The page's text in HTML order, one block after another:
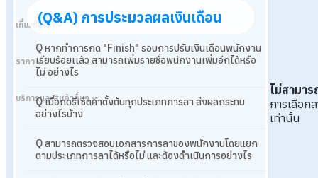
เกี่ยวกับเรา
ราคา
บริการและสินค้าอื่นๆ
(Q&A) การประมวลผลเงินเดือน
Q หากทำการกด "Finish" รอบการปรับเงินเดือนพนักงาน
เรียบร้อยเเล้ว สามารถเพิ่มรายชื่อพนักงานเพิ่มอีกได้หรือ
ไม่ อย่างไร
Q เมื่อกดรีเซ็ตค่าตั้งต้นทุกประเภทการลา ส่งผลกระทบ
อย่างไรบ้าง
Q สามารถตรวจสอบเอกสารการลาของพนักงานโดยแยก
ตามประเภทการลาได้หรือไม่ และต้องดำเนินการอย่างไร
ไม่สามาร
การเลือก
เท่านั้น